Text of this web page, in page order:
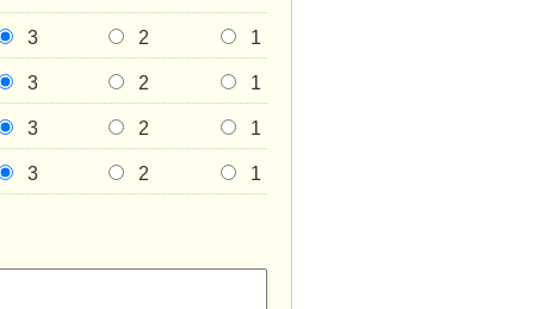
3 2 1
3 2 1
3 2 1
3 2 1